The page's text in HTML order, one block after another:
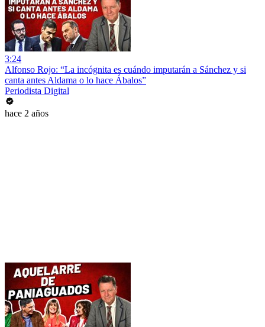
3:24
Alfonso Rojo: “La incógnita es cuándo imputarán a Sánchez y si
canta antes Aldama o lo hace Ábalos”
Periodista Digital
hace 2 años